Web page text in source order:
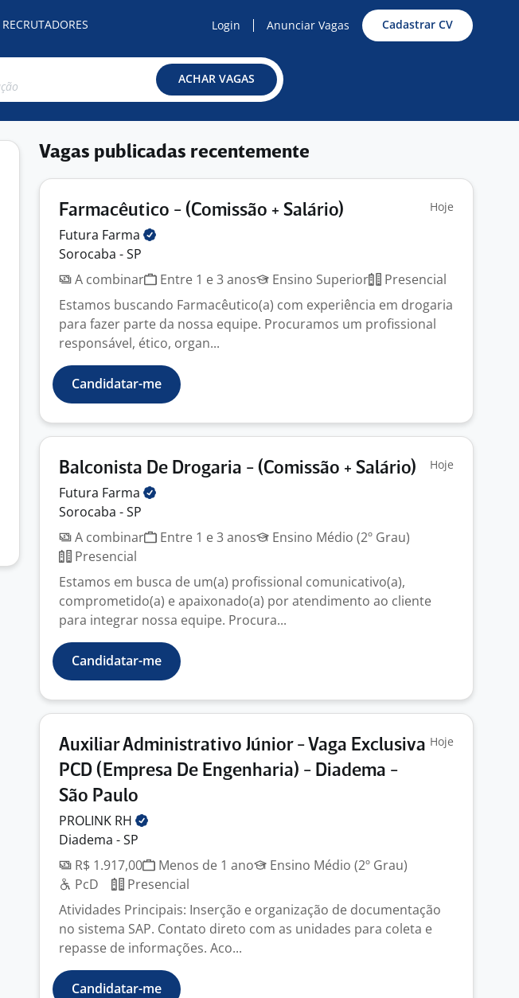
RECRUTADORES Login Anunciar Vagas Cadastrar CV
ACHAR VAGAS
Vagas publicadas recentemente
Farmacêutico - (Comissão + Salário) Hoje
Futura Farma
Sorocaba - SP
A combinar
Entre 1 e 3 anos Ensino Superior
Presencial
Estamos buscando Farmacêutico(a) com experiência em drogaria
para fazer parte da nossa equipe. Procuramos um profissional
responsável, ético, organ...
Candidatar-me
Balconista De Drogaria - (Comissão + Salário) Hoje
Futura Farma
Sorocaba - SP
A combinar
Entre 1 e 3 anos
Ensino Médio (2º Grau)
Presencial
Estamos em busca de um(a) profissional comunicativo(a),
comprometido(a) e apaixonado(a) por atendimento ao cliente
para integrar nossa equipe. Procura...
Candidatar-me
Auxiliar Administrativo Júnior - Vaga Exclusiva
PCD (Empresa De Engenharia) - Diadema -
São Paulo
Hoje
PROLINK RH
Diadema - SP
R$ 1.917,00
Menos de 1 ano
Ensino Médio (2º Grau)
PcD
Presencial
Atividades Principais: Inserção e organização de documentação
no sistema SAP. Contato direto com as unidades para coleta e
repasse de informações. Aco...
Candidatar-me